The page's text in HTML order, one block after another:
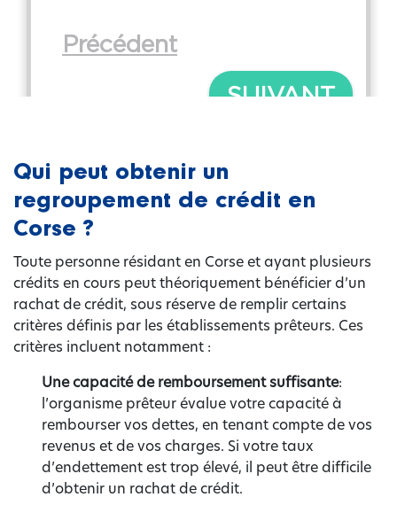
Qui peut obtenir un
regroupement de crédit en
Corse ?
Toute personne résidant en Corse et ayant plusieurs
crédits en cours peut théoriquement bénéficier d’un
rachat de crédit, sous réserve de remplir certains
critères définis par les établissements prêteurs. Ces
critères incluent notamment :
Une capacité de remboursement suffisante:
l’organisme prêteur évalue votre capacité à
rembourser vos dettes, en tenant compte de vos
revenus et de vos charges. Si votre taux
d’endettement est trop élevé, il peut être difficile
d’obtenir un rachat de crédit.